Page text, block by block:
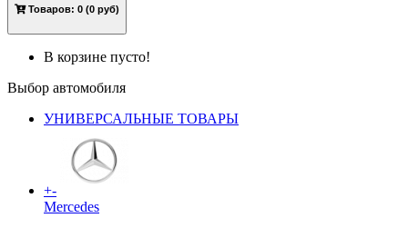
Товаров: 0 (0 руб)
В корзине пусто!
Выбор автомобиля
УНИВЕРСАЛЬНЫЕ ТОВАРЫ
+-
Mercedes